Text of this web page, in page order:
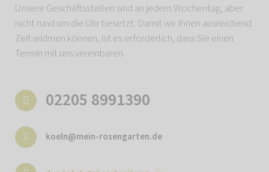
Unsere Geschäftsstellen sind an jedem Wochentag, aber
nicht rund um die Uhr besetzt. Damit wir Ihnen ausreichend
Zeit widmen können, ist es erforderlich, dass Sie einen
Termin mit uns vereinbaren.
02205 8991390
koeln@mein-rosengarten.de